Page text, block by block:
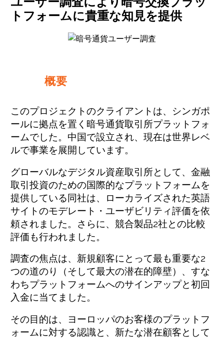
トフォームに貴重な知見を提供
概要
このプロジェクトのクライアントは、シンガポ
ールに拠点を置く暗号通貨取引所プラットフォ
ームでした。中国で設立され、現在は世界レベ
ルで事業を展開しています。
グローバルなデジタル資産取引所として、金融
取引投資のための国際的なプラットフォームを
提供している同社は、ローカライズされた英語
サイトのモデレート・ユーザビリティ評価を依
頼されました。さらに、競合製品2社との比較
評価も行われました。
調査の焦点は、新規顧客にとって最も重要な2
つの道のり（そして最大の潜在的障壁）、すな
わちプラットフォームへのサインアップと初回
入金に当てました。
その目的は、ヨーロッパのお客様のプラットフ
ォームに対する認識と、新たな潜在顧客として